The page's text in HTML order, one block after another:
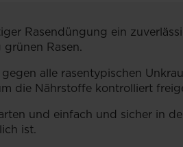
Rasendüngung ein
Rasen.
alle rasentypischen
die Nährstoffe kontrolliert
und einfach und sicher in
ist.